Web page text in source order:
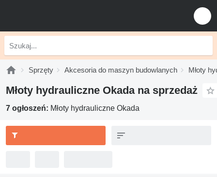
Sprzęty Akcesoria do maszyn budowlanych Młoty
Młoty hydrauliczne Okada na sprzedaż
7 ogłoszeń: Młoty hydrauliczne Okada